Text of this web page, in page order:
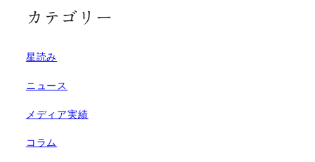
カテゴリー
星読み
ニュース
メディア実績
コラム